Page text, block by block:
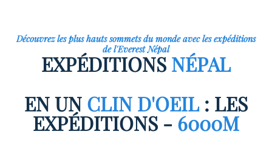
Découvrez les plus hauts sommets du monde avec les expéditions
de l'Everest Népal
EXPÉDITIONS NÉPAL
EN UN CLIN D'OEIL: LES
EXPÉDITIONS - 6000M